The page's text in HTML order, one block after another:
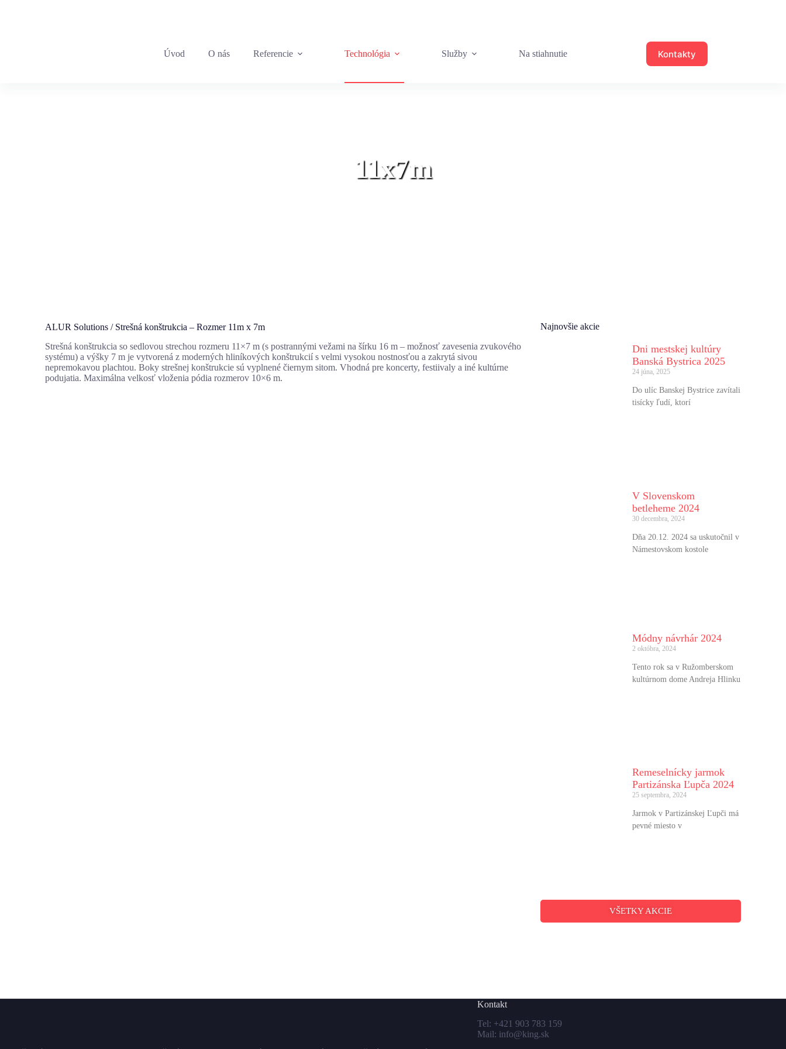
Úvod O nás Referencie Technológia Služby Na stiahnutie Kontakty
11x7m
ALUR Solutions / Strešná konštrukcia – Rozmer 11m x 7m
Strešná konštrukcia so sedlovou strechou rozmeru 11×7 m (s postrannými vežami na šírku 16 m – možnosť zavesenia zvukového
systému) a výšky 7 m je vytvorená z moderných hliníkových konštrukcií s velmi vysokou nostnosťou a zakrytá sivou
nepremokavou plachtou. Boky strešnej konštrukcie sú vyplnené čiernym sitom. Vhodná pre koncerty, festiivaly a iné kultúrne
podujatia. Maximálna velkosť vloženia pódia rozmerov 10×6 m.
Najnovšie akcie
Dni mestskej kultúry
Banská Bystrica 2025
24 júna, 2025
Do ulíc Banskej Bystrice zavítali
tisícky ľudí, ktorí
V Slovenskom
betleheme 2024
30 decembra, 2024
Dňa 20.12. 2024 sa uskutočnil v
Námestovskom kostole
Módny návrhár 2024
2 októbra, 2024
Tento rok sa v Ružomberskom
kultúrnom dome Andreja Hlinku
Remeselnícky jarmok
Partizánska Ľupča 2024
25 septembra, 2024
Jarmok v Partizánskej Ľupči má
pevné miesto v
VŠETKY AKCIE
Kontakt
Tel: +421 903 783 159
Mail: info@king.sk